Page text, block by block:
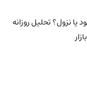
نزول؟تحلیل روزانه